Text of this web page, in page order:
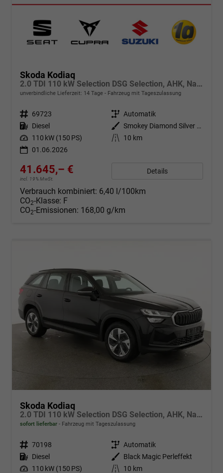
Skoda Kodiaq
2.0 TDI 110 kW Selection DSG Selection, AHK, Navi, Side, Kamera, Winter, 4 J.-Garantie
unverbindliche Lieferzeit: 14 Tage Fahrzeug mit Tageszulassung
Fahrzeugnr. 69723 Getriebe Automatik
Kraftstoff Diesel Außenfarbe
Smokey Diamond Silver Metallic
Leistung 110 kW (150 PS) Kilometerstand
10 km
01.06.2026
41.645,– €
incl. 19% MwSt.
Details
Verbrauch kombiniert: 6,40 l/100km
CO2-Klasse: F
CO2-Emissionen: 168,00 g/km
Skoda Kodiaq
2.0 TDI 110 kW Selection DSG Selection, AHK, Navi, Side, Kamera, Winter, 4 J.-Garantie
sofort lieferbar Fahrzeug mit Tageszulassung
Fahrzeugnr. 70198 Getriebe Automatik
Kraftstoff Diesel Außenfarbe
Black Magic Perleffekt
Leistung 110 kW (150 PS) Kilometerstand
10 km